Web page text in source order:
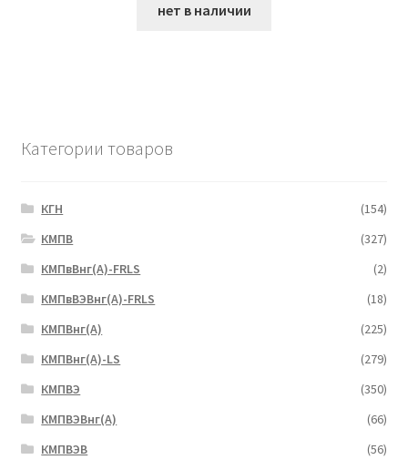
нет в наличии
Категории товаров
КГН
(154)
КМПВ
(327)
КМПвВнг(А)-FRLS
(2)
КМПвВЭВнг(А)-FRLS
(18)
КМПВнг(А)
(225)
КМПВнг(А)-LS
(279)
КМПВЭ
(350)
КМПВЭBнг(А)
(66)
КМПВЭВ
(56)